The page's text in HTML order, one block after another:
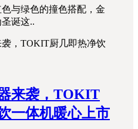
与绿色的撞色搭配，金
诞这..
来袭，TOKIT
一体机暖心上市